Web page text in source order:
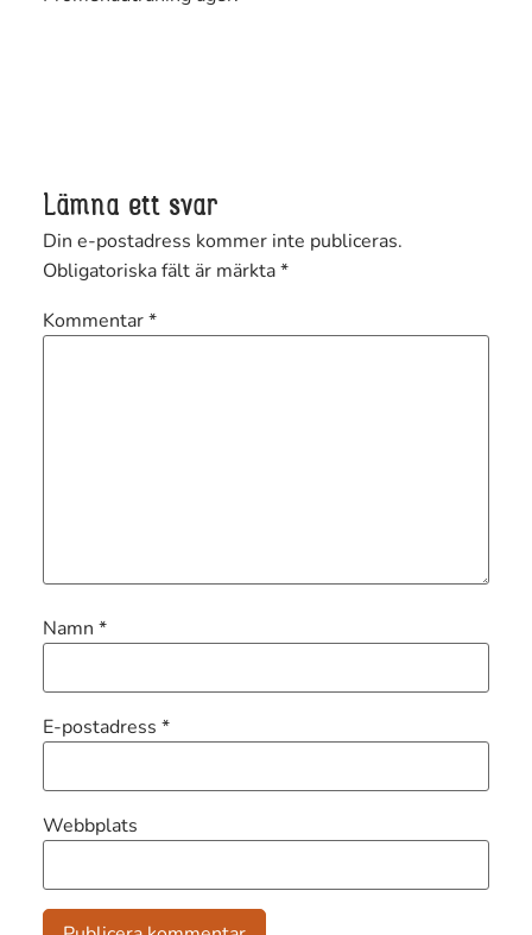
Lämna ett svar
Din e-postadress kommer inte publiceras.
Obligatoriska fält är märkta*
Kommentar*
Namn *
E-postadress *
Webbplats